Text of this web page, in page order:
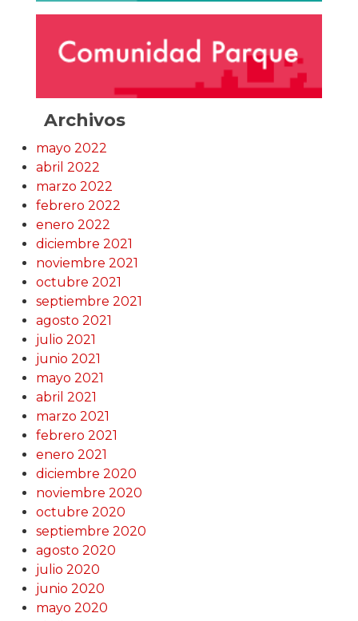
Archivos
mayo 2022
abril 2022
marzo 2022
febrero 2022
enero 2022
diciembre 2021
noviembre 2021
octubre 2021
septiembre 2021
agosto 2021
julio 2021
junio 2021
mayo 2021
abril 2021
marzo 2021
febrero 2021
enero 2021
diciembre 2020
noviembre 2020
octubre 2020
septiembre 2020
agosto 2020
julio 2020
junio 2020
mayo 2020